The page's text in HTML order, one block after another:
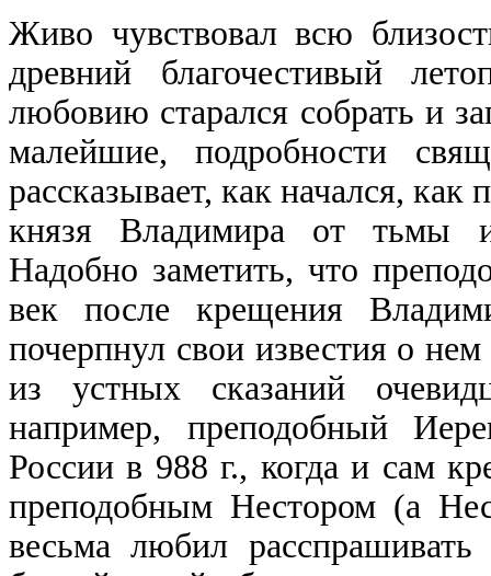
Живо чувствовал всю
древний благочестивый
любовию старался собрать и
малейшие, подробности
рассказывает, как начался,
князя Владимира от тьмы
Надобно заметить, что
век после крещения
почерпнул свои известия о
из устных сказаний
например, преподобный
России в 988 г., когда и сам
преподобным Нестором (а
весьма любил